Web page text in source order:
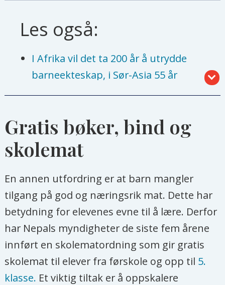
Les også:
I Afrika vil det ta 200 år å utrydde
barneekteskap, i Sør-Asia 55 år
integrering av mennesker med
funksjonsvariasjoner
Her løp det glade barn i gangene
Gratis bøker, bind og
skolemat
En annen utfordring er at barn mangler
tilgang på god og næringsrik mat. Dette har
betydning for elevenes evne til å lære. Derfor
har Nepals myndigheter de siste fem årene
innført en skolematordning som gir gratis
skolemat til elever fra førskole og opp til 5.
klasse. Et viktig tiltak er å oppskalere